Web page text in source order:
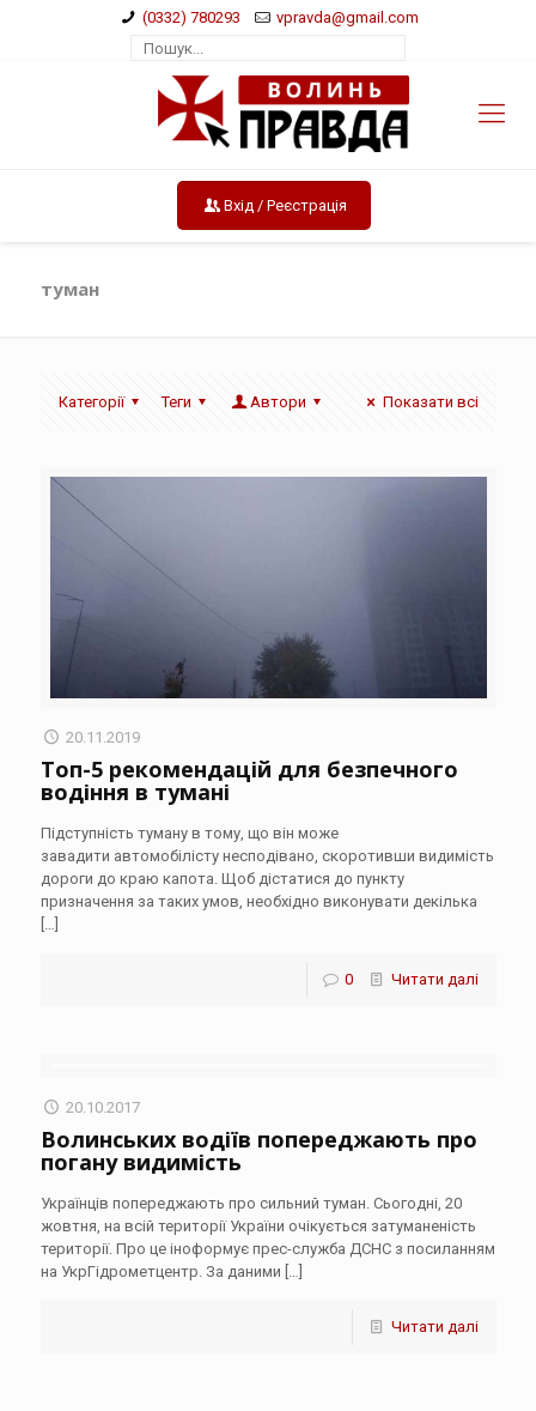
(0332) 780293 vpravda@gmail.com
Вхід / Реєстрація
туман
Категорії Теги Автори Показати всі
20.11.2019
Топ-5 рекомендацій для безпечного
водіння в тумані
Підступність туману в тому, що він може
завадити автомобілісту несподівано, скоротивши видимість
дороги до краю капота. Щоб дістатися до пункту
призначення за таких умов, необхідно виконувати декілька
[…]
0 Читати далі
20.10.2017
Волинських водіїв попереджають про
погану видимість
Українців попереджають про сильний туман. Сьогодні, 20
жовтня, на всій території України очікується затуманеність
території. Про це іноформує прес-служба ДСНС з посиланням
на УкрГідрометцентр. За даними […]
Читати далі